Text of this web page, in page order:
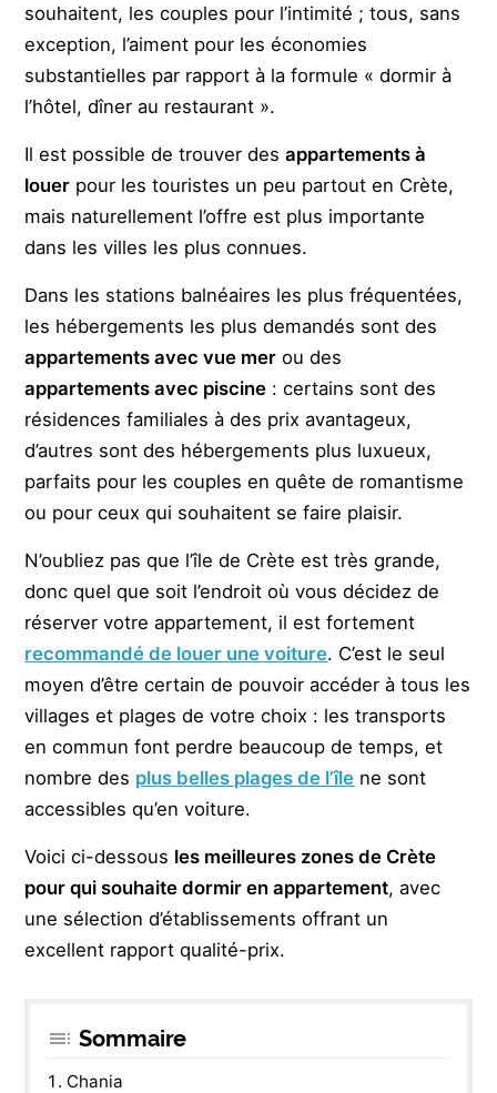
souhaitent, les couples pour l’intimité ; tous, sans
exception, l’aiment pour les économies
substantielles par rapport à la formule « dormir à
l’hôtel, dîner au restaurant ».
Il est possible de trouver desappartements à
louer pour les touristes un peu partout en Crète,
mais naturellement l’offre est plus importante
dans les villes les plus connues.
Dans les stations balnéaires les plus fréquentées,
les hébergements les plus demandés sont des
appartements avec vue mer ou des
appartements avec piscine : certains sont des
résidences familiales à des prix avantageux,
d’autres sont des hébergements plus luxueux,
parfaits pour les couples en quête de romantisme
ou pour ceux qui souhaitent se faire plaisir.
N’oubliez pas que l’île de Crète est très grande,
donc quel que soit l’endroit où vous décidez de
réserver votre appartement, il est fortement
recommandé de louer une voiture. C’est le seul
moyen d’être certain de pouvoir accéder à tous les
villages et plages de votre choix : les transports
en commun font perdre beaucoup de temps, et
nombre des plus belles plages de l’île ne sont
accessibles qu’en voiture.
Voici ci-dessous les meilleures zones de Crète
pour qui souhaite dormir en appartement, avec
une sélection d’établissements offrant un
excellent rapport qualité-prix.
Sommaire
Chania